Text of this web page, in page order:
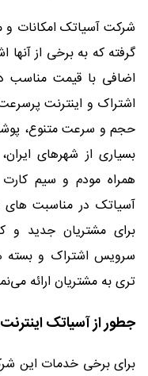
شرکت آسیاتک امکانات و
گرفته که به برخی از
اضافی با قیمت مناسب
اشتراک و اینترنت
حجم و سرعت متنوع،
بسیاری از شهرهای
همراه مودم و سیم
آسیاتک در مناسبت
برای مشتریان جدید و
سرویس اشتراک و بسته
تری به مشتریان ارائه
جطور از آسیاتک
برای برخی خدمات این